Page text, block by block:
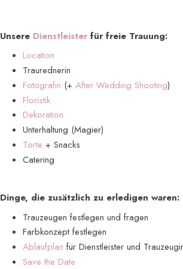
Unsere Dienstleister für freie Trauung:
Location
Traurednerin
Fotografin (+ After Wedding Shooting)
Floristik
Dekoration
Unterhaltung (Magier)
Torte + Snacks
Catering
Dinge, die zusätzlich zu erledigen waren:
Trauzeugen festlegen und fragen
Farbkonzept festlegen
Ablaufplan für Dienstleister und
Save the Date